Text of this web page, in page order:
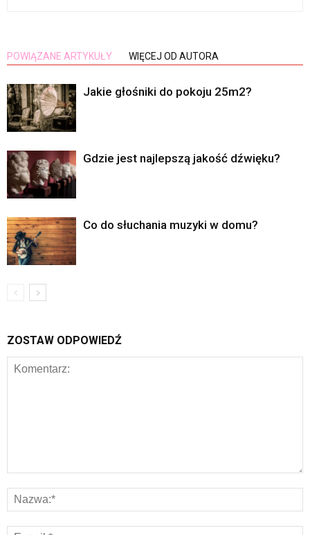
POWIĄZANE ARTYKUŁY WIĘCEJ OD AUTORA
Jakie głośniki do pokoju 25m2?
Gdzie jest najlepszą jakość dźwięku?
Co do słuchania muzyki w domu?
ZOSTAW ODPOWIEDŹ